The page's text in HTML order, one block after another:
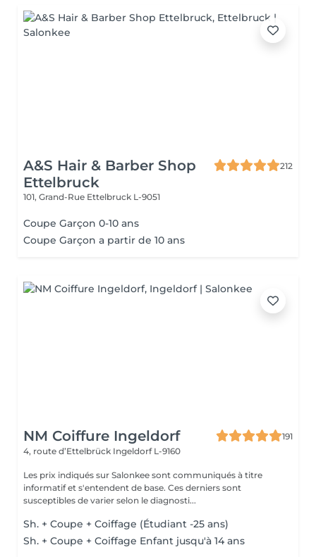
A&S Hair & Barber Shop
Ettelbruck
212
101, Grand-Rue Ettelbruck L-9051
Coupe Garçon 0-10 ans
Coupe Garçon a partir de 10 ans
NM Coiffure Ingeldorf
191
4, route d’Ettelbrück Ingeldorf L-9160
Les prix indiqués sur Salonkee sont communiqués à titre
informatif et s'entendent de base. Ces derniers sont
susceptibles de varier selon le diagnosti...
Sh. + Coupe + Coiffage (Étudiant -25 ans)
Sh. + Coupe + Coiffage Enfant jusqu'à 14 ans